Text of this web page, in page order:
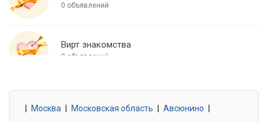
0 объявлений
Вирт знакомства
0 объявлений
0 объявлений
Москва Московская область Авсюнино